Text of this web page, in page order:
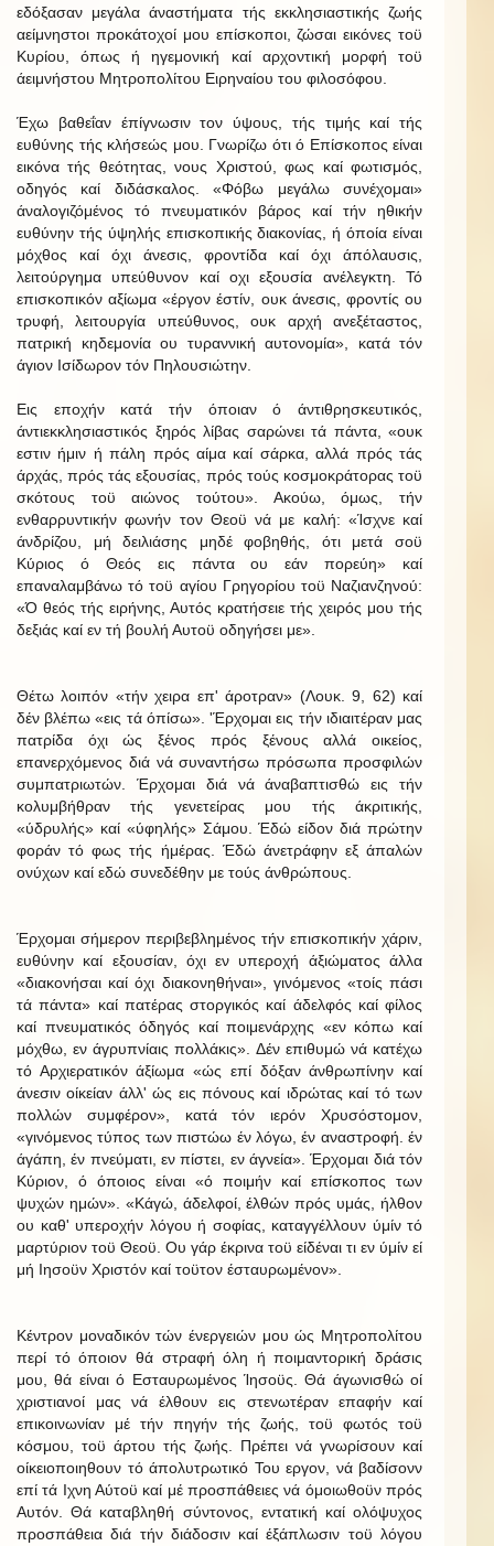
εδόξασαν μεγάλα άναστήματα τής εκκλησιαστικής ζωής
αείμνηστοι προκάτοχοί μου επίσκοποι, ζώσαι εικόνες τοϋ
Κυρίου, όπως ή ηγεμονική καί αρχοντική μορφή τοϋ
άειμνήστου Μητροπολίτου Ειρηναίου του φιλοσόφου.
Έχω βαθεΐαν έπίγνωσιν τον ύψους, τής τιμής καί τής
ευθύνης τής κλήσεώς μου. Γνωρίζω ότι ό Επίσκοπος είναι
εικόνα τής θεότητας, νους Χριστού, φως καί φωτισμός,
οδηγός καί διδάσκαλος. «Φόβω μεγάλω συνέχομαι»
άναλογιζόμένος τό πνευματικόν βάρος καί τήν ηθικήν
ευθύνην τής ύψηλής επισκοπικής διακονίας, ή όποία είναι
μόχθος καί όχι άνεσις, φροντίδα καί όχι άπόλαυσις,
λειτούργημα υπεύθυνον καί οχι εξουσία ανέλεγκτη. Τό
επισκοπικόν αξίωμα «έργον έστίν, ουκ άνεσις, φροντίς ου
τρυφή, λειτουργία υπεύθυνος, ουκ αρχή ανεξέταστος,
πατρική κηδεμονία ου τυραννική αυτονομία», κατά τόν
άγιον Ισίδωρον τόν Πηλουσιώτην.
Εις εποχήν κατά τήν όποιαν ό άντιθρησκευτικός,
άντιεκκλησιαστικός ξηρός λίβας σαρώνει τά πάντα, «ουκ
εστιν ήμιν ή πάλη πρός αίμα καί σάρκα, αλλά πρός τάς
άρχάς, πρός τάς εξουσίας, πρός τούς κοσμοκράτορας τοϋ
σκότους τοϋ αιώνος τούτου». Ακούω, όμως, τήν
ενθαρρυντικήν φωνήν τον Θεοϋ νά με καλή: «Ίσχνε καί
άνδρίζου, μή δειλιάσης μηδέ φοβηθής, ότι μετά σοϋ
Κύριος ό Θεός εις πάντα ου εάν πορεύη» καί
επαναλαμβάνω τό τοϋ αγίου Γρηγορίου τοϋ Ναζιανζηνού:
«Ό θεός τής ειρήνης, Αυτός κρατήσειε τής χειρός μου τής
δεξιάς καί εν τή βουλή Αυτοϋ οδηγήσει με».
Θέτω λοιπόν «τήν χειρα επ' άροτραν» (Λουκ. 9, 62) καί
δέν βλέπω «εις τά όπίσω». 'Έρχομαι εις τήν ιδιαιτέραν μας
πατρίδα όχι ώς ξένος πρός ξένους αλλά οικείος,
επανερχόμενος διά νά συναντήσω πρόσωπα προσφιλών
συμπατριωτών. Έρχομαι διά νά άναβαπτισθώ εις τήν
κολυμβήθραν τής γενετείρας μου τής άκριτικής,
«ύδρυλής» καί «ύφηλής» Σάμου. Έδώ είδον διά πρώτην
φοράν τό φως τής ήμέρας. Έδώ άνετράφην εξ άπαλών
ονύχων καί εδώ συνεδέθην με τούς άνθρώπους.
Έρχομαι σήμερον περιβεβλημένος τήν επισκοπικήν χάριν,
ευθύνην καί εξουσίαν, όχι εν υπεροχή άξιώματος άλλα
«διακονήσαι καί όχι διακονηθήναι», γινόμενος «τοίς πάσι
τά πάντα» καί πατέρας στοργικός καί άδελφός καί φίλος
καί πνευματικός όδηγός καί ποιμενάρχης «εν κόπω καί
μόχθω, εν άγρυπνίαις πολλάκις». Δέν επιθυμώ νά κατέχω
τό Αρχιερατικόν άξίωμα «ώς επί δόξαν άνθρωπίνην καί
άνεσιν οίκείαν άλλ' ώς εις πόνους καί ιδρώτας καί τό των
πολλών συμφέρον», κατά τόν ιερόν Χρυσόστομον,
«γινόμενος τύπος των πιστώω έν λόγω, έν αναστροφή. έν
άγάπη, έν πνεύματι, εν πίστει, εν άγνεία». Έρχομαι διά τόν
Κύριον, ό όποιος είναι «ό ποιμήν καί επίσκοπος των
ψυχών ημών». «Κάγώ, άδελφοί, έλθών πρός υμάς, ήλθον
ου καθ' υπεροχήν λόγου ή σοφίας, καταγγέλλουν ύμίν τό
μαρτύριον τοϋ Θεοϋ. Ου γάρ έκρινα τοϋ είδέναι τι εν ύμίν εί
μή Ιησοϋν Χριστόν καί τοϋτον έσταυρωμένον».
Κέντρον μοναδικόν τών ένεργειών μου ώς Μητροπολίτου
περί τό όποιον θά στραφή όλη ή ποιμαντορική δράσις
μου, θά είναι ό Εσταυρωμένος Ίησοϋς. Θά άγωνισθώ οί
χριστιανοί μας νά έλθουν εις στενωτέραν επαφήν καί
επικοινωνίαν μέ τήν πηγήν τής ζωής, τοϋ φωτός τοϋ
κόσμου, τοϋ άρτου τής ζωής. Πρέπει νά γνωρίσουν καί
οίκειοποιηθουν τό άπολυτρωτικό Του εργον, νά βαδίσονν
επί τά Ιχνη Αύτοϋ καί μέ προσπάθειες νά όμοιωθοϋν πρός
Αυτόν. Θά καταβληθή σύντονος, εντατική καί ολόψυχος
προσπάθεια διά τήν διάδοσιν καί έξάπλωσιν τοϋ λόγου